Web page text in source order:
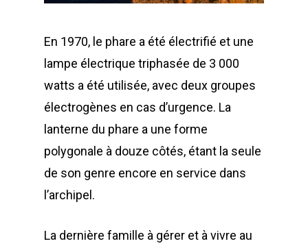
En 1970, le phare a été électrifié et une
lampe électrique triphasée de 3 000
watts a été utilisée, avec deux groupes
électrogènes en cas d’urgence. La
lanterne du phare a une forme
polygonale à douze côtés, étant la seule
de son genre encore en service dans
l’archipel.
La dernière famille à gérer et à vivre au